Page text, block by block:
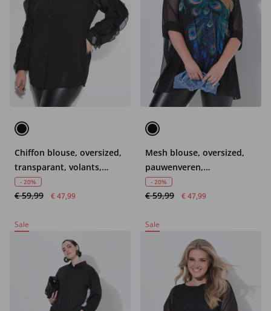
Chiffon blouse, oversized,
transparant, volants,
lange mouwen
- 20%
€ 59,99 € 47,99
Mesh blouse, oversized,
pauwenveren,
ondoorzichtige jersey top
- 20%
€ 59,99 € 47,99
Sale Sale